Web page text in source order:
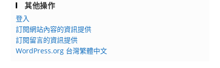
其他操作
登入
訂閱網站內容的資訊提供
訂閱留言的資訊提供
WordPress.org 台灣繁體中文